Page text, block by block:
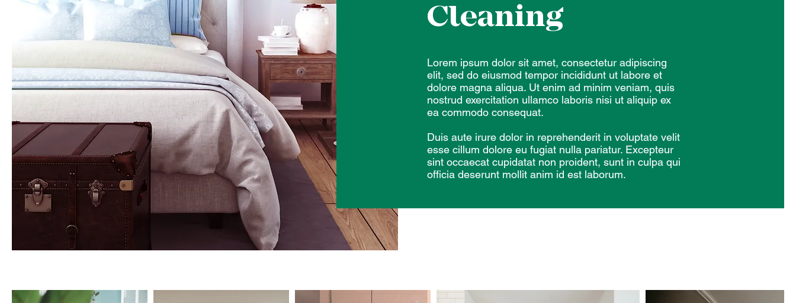
Cleaning
Lorem ipsum dolor sit amet, consectetur adipiscing
elit, sed do eiusmod tempor incididunt ut labore et
dolore magna aliqua. Ut enim ad minim veniam, quis
nostrud exercitation ullamco laboris nisi ut aliquip ex
ea commodo consequat.
Duis aute irure dolor in reprehenderit in voluptate velit
esse cillum dolore eu fugiat nulla pariatur. Excepteur
sint occaecat cupidatat non proident, sunt in culpa qui
officia deserunt mollit anim id est laborum.